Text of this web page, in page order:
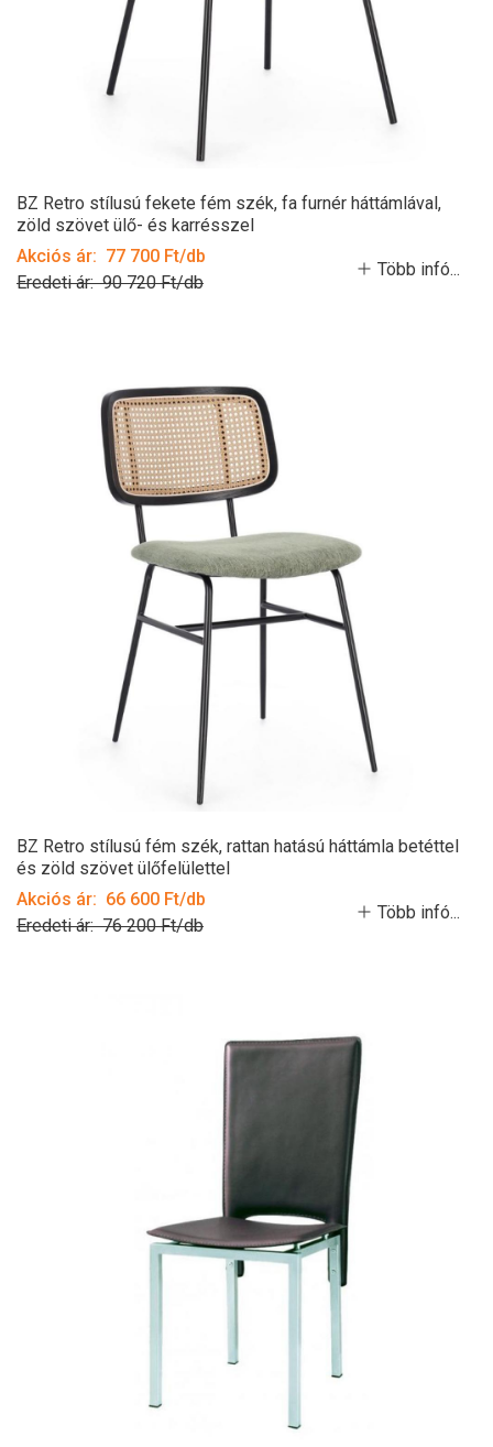
BZ Retro stílusú fekete fém szék, fa furnér háttámlával,
zöld szövet ülő- és karrésszel
Akciós ár: 77 700 Ft/db
Eredeti ár: 90 720 Ft/db
Több infó...
BZ Retro stílusú fém szék, rattan hatású háttámla betéttel
és zöld szövet ülőfelülettel
Akciós ár: 66 600 Ft/db
Eredeti ár: 76 200 Ft/db
Több infó...